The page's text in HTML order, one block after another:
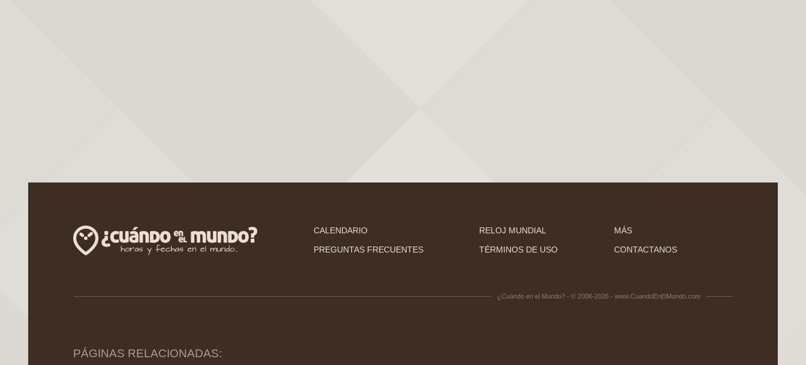
CALENDARIO RELOJ MUNDIAL
MÁS
PREGUNTAS FRECUENTES
TÉRMINOS DE USO CONTACTANOS
¿Cuándo en el Mundo? - © 2008-2026 - www.CuandoEnElMundo.com
PÁGINAS RELACIONADAS: